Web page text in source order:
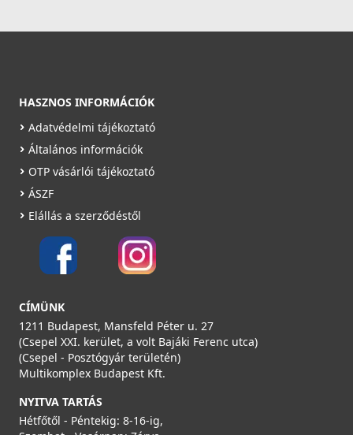
AERAULIQA ES-100 gravitációs zsalu
3 990 Ft
HASZNOS INFORMÁCIÓK
Adatvédelmi tájékoztató
Általános információk
OTP vásárlói tájékoztató
ÁSZF
Elállás a szerződéstől
CÍMÜNK
1211 Budapest, Mansfeld Péter u. 27
(Csepel XXI. kerület, a volt Bajáki Ferenc utca)
(Csepel - Posztógyár területén)
Multikomplex Budapest Kft.
NYITVA TARTÁS
Hétfőtől - Péntekig: 8-16-ig,